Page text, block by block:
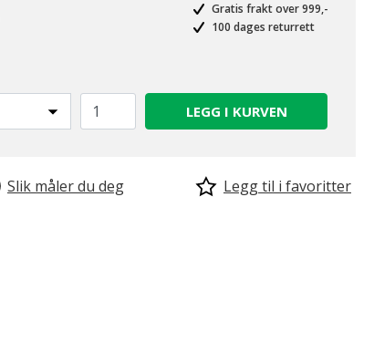
Gratis frakt over 999,-
100 dages returrett
LEGG I KURVEN
Slik måler du deg Legg til i favoritter